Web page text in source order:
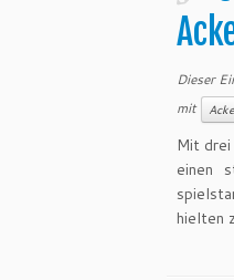
Dieser
mit
Mit
einen
hielten